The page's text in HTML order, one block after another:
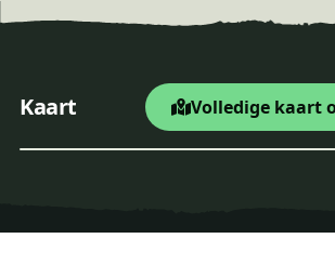
Kaart Volledige kaart
Startpunt Wandelroute
−